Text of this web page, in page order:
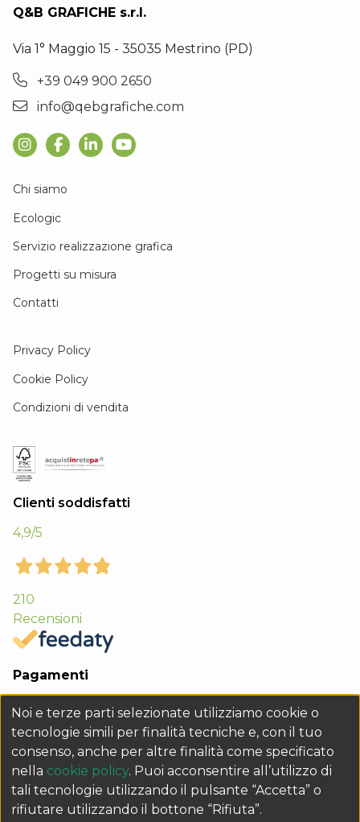
Q&B GRAFICHE s.r.l.
Via 1° Maggio 15 - 35035 Mestrino (PD)
+39 049 900 2650
info@qebgrafiche.com
Chi siamo
Ecologic
Servizio realizzazione grafica
Progetti su misura
Contatti
Privacy Policy
Cookie Policy
Condizioni di vendita
Clienti soddisfatti
4,9/5
210
Recensioni
Pagamenti
Q&B GRAFICHE s.r.l. Sede legale Via 1° Maggio 15 - 35035 Mestrino (PD) -
Noi e terze parti selezionate utilizziamo cookie o
tecnologie simili per finalità tecniche e, con il tuo
consenso, anche per altre finalità come specificato
nella cookie policy. Puoi acconsentire all’utilizzo di
tali tecnologie utilizzando il pulsante “Accetta” o
rifiutare utilizzando il bottone “Rifiuta”.